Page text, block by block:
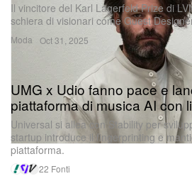
Moda
Il vincitore del Karl Lagerfeld Prize di
schiera di visionari come Guest
Oct 31, 2025
UMG x Udio fanno pace e
piattaforma di musica AI con
Universal si allea con Stability per
startup introduce il fingerprinting e
piattaforma.
22 Fonti